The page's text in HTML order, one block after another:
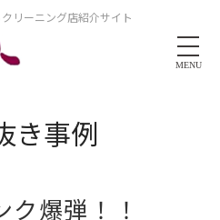
リーニング店紹介サイト
MENU
き事例
爆弾！！